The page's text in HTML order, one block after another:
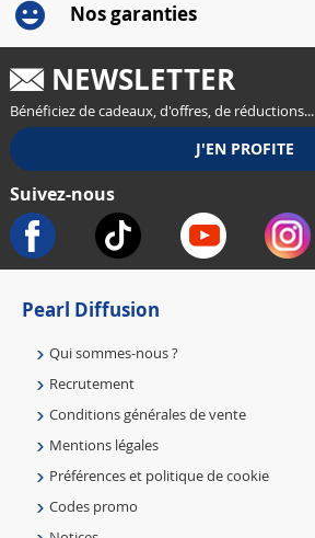
Nos garanties
NEWSLETTER
Bénéficiez de cadeaux, d'offres, de réductions...
Suivez-nous
Pearl Diffusion
Qui sommes-nous ?
Recrutement
Conditions générales de vente
Mentions légales
Préférences et politique de cookie
Codes promo